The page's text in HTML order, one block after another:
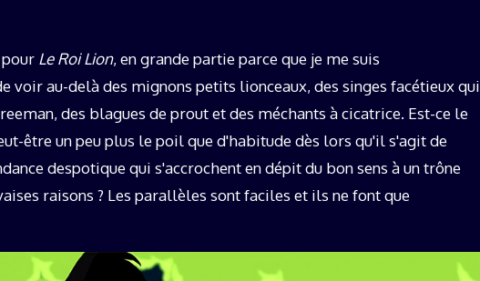
pour Le Roi Lion, en grande partie parce que je me suis
voir au-delà des mignons petits lionceaux, des singes facétieux qui
des blagues de prout et des méchants à cicatrice. Est-ce le
être un peu plus le poil que d'habitude dès lors qu'il s'agit de
despotique qui s'accrochent en dépit du bon sens à un trône
raisons ? Les parallèles sont faciles et ils ne font que